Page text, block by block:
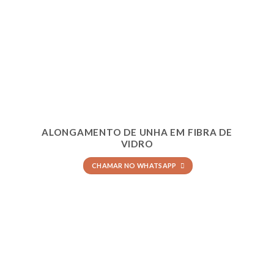
ALONGAMENTO DE UNHA EM FIBRA DE
VIDRO
CHAMAR NO WHATSAPP